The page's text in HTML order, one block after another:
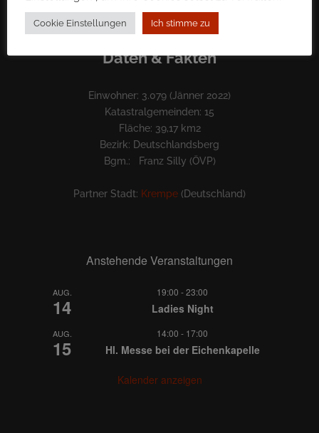
Daten & Fakten
Einwohner: 3.079 (Jänner 2022)
Katastralgemeinden: 15
Fläche: 39,17 km2
Bezirk: Deutschlandsberg
Bgm.: Franz Silly (ÖVP)
Partner Stadt: Krempe (Deutschland)
Anstehende Veranstaltungen
AUG.
14
19:00 -23:00
Ladies Night
AUG.
15
14:00 - 17:00
Hl. Messe bei der Eichenkapelle
Kalender anzeigen
Cookie Einstellungen Ich stimme zu